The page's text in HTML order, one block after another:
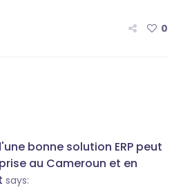
0
bonne solution ERP peut
au Cameroun et en
says: